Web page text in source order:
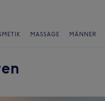
MASSAGE MÄNNER